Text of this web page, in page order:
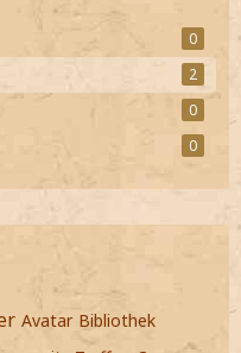
0
2
0
0
Avatar Bibliothek